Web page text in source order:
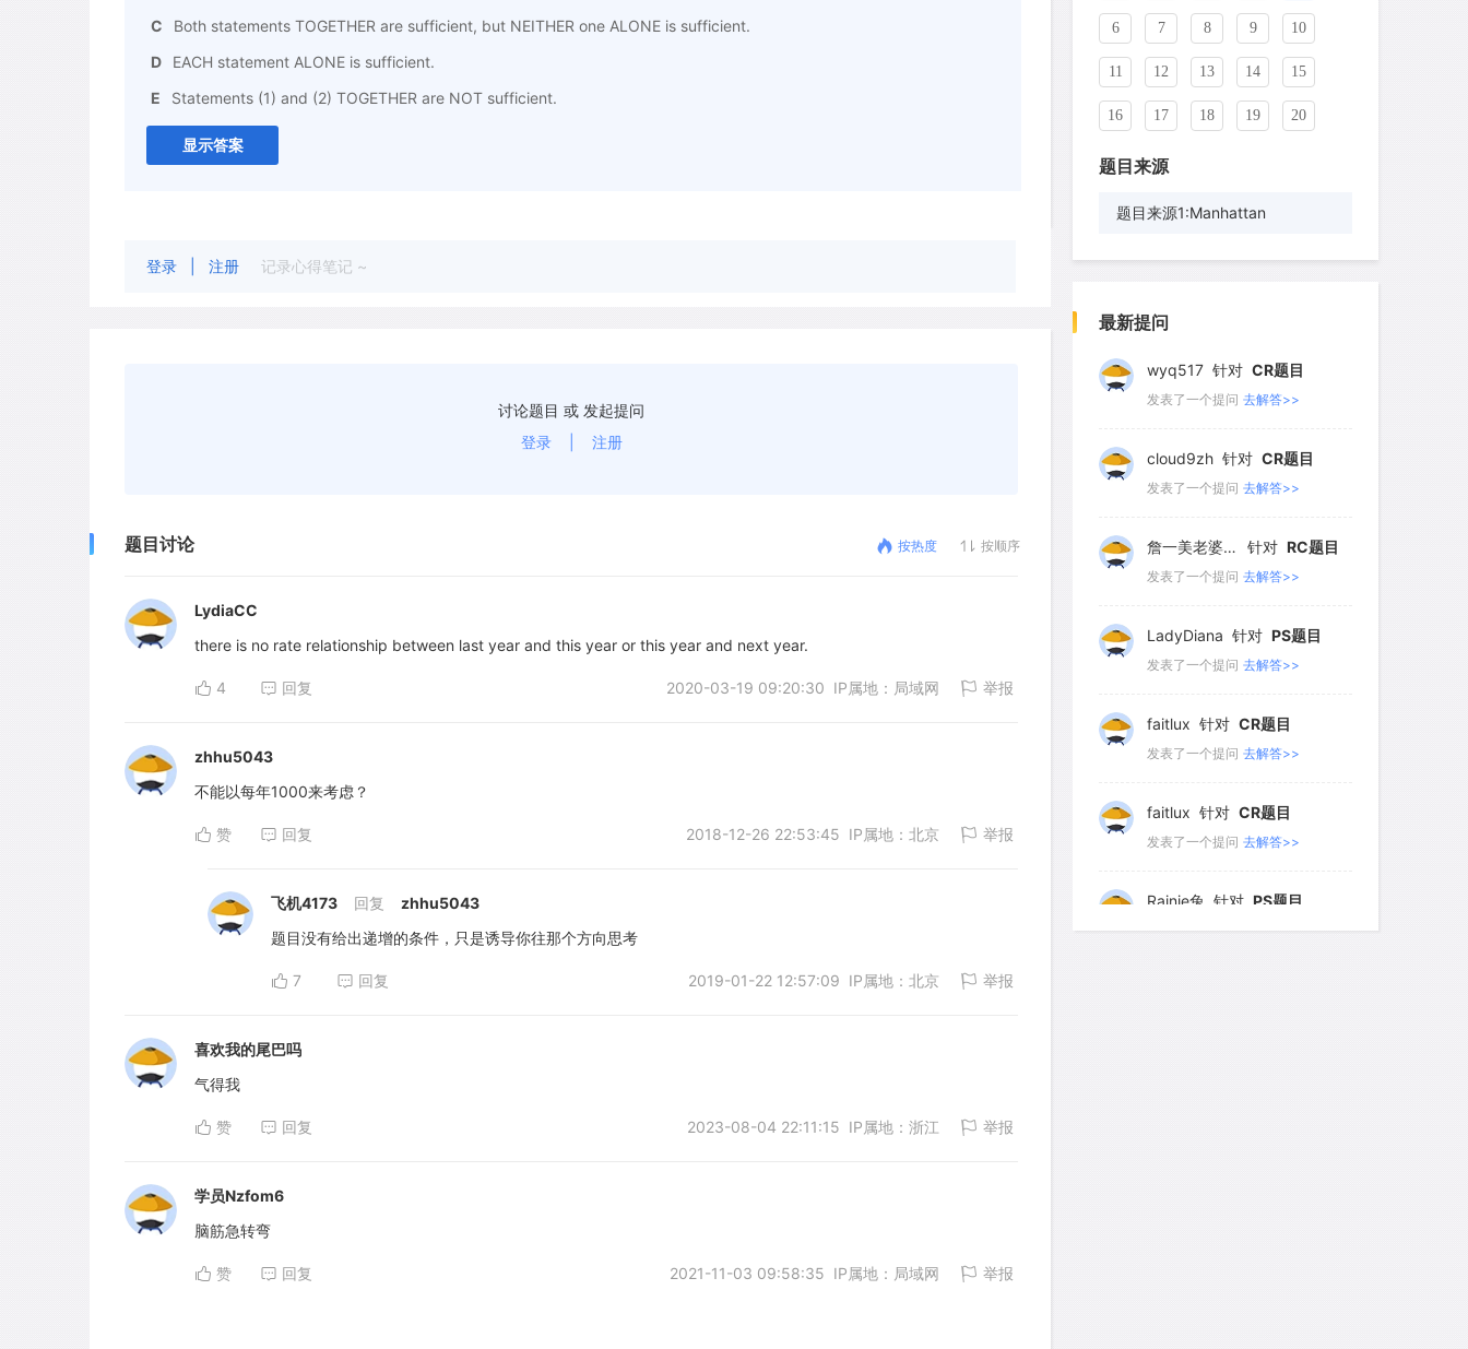
C
Both statements TOGETHER are sufficient, but NEITHER one ALONE is sufficient.
D
EACH statement ALONE is sufficient.
E
Statements (1) and (2) TOGETHER are NOT sufficient.
显示答案
登录 注册 记录心得笔记 ~
讨论题目 或 发起提问
登录
注册
题目讨论 按热度 按顺序
LydiaCC
there is no rate relationship between last year and this year or this year and next year.
4 回复 2020-03-19 09:20:30 IP属地：局域网 举报
回复
取消
zhhu5043
不能以每年1000来考虑？
赞 回复 2018-12-26 22:53:45 IP属地：北京 举报
回复
取消
飞机4173 回复
zhhu5043
题目没有给出递增的条件，只是诱导你往那个方向思考
7 回复 2019-01-22 12:57:09 IP属地：北京 举报
回复
取消
喜欢我的尾巴吗
气得我
赞 回复 2023-08-04 22:11:15 IP属地：浙江 举报
回复
取消
学员Nzfom6
脑筋急转弯
赞 回复 2021-11-03 09:58:35 IP属地：局域网 举报
6 7 8 9 10
11 12 13 14 15
16 17 18 19 20
21 22
26 27 28
41 42
46 47 48 49 50
56 57 58 59 60
66 67 68 69 70
76 77 78 79 80
86 87 88 89
题目来源
题目来源1:Manhattan
最新提问发表了一个提问
cloud9zh 针对 CR题目
发表了一个提问 去解答>>
詹一美老婆不认输 针对 RC题目
发表了一个提问 去解答>>
LadyDiana 针对 PS题目
发表了一个提问 去解答>>
faitlux 针对 CR题目
发表了一个提问 去解答>>
faitlux 针对 CR题目
发表了一个提问 去解答>>
Rainie兔 针对 PS题目
发表了一个提问 去解答>>
艾默 针对 CR题目
发表了一个提问 去解答>>